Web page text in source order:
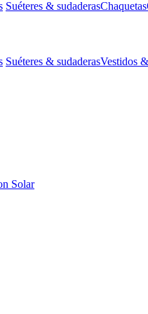
Suéteres & sudaderasChaquetas
Suéteres & sudaderasVestidos
Solar